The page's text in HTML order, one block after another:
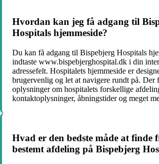
Hvordan kan jeg få adgang til
Hospitals hjemmeside?
Du kan få adgang til Bispebjerg Hospitals
indtaste www.bispebjerghospital.dk i din
adressefelt. Hospitalets hjemmeside er
brugervenlig og let at navigere rundt på. Der
oplysninger om hospitalets forskellige
kontaktoplysninger, åbningstider og meget
Hvad er den bedste måde at finde
bestemt afdeling på Bispebjerg